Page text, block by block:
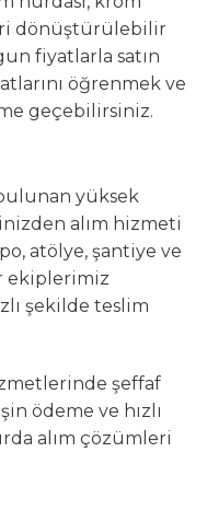
dönüştürülebilir
fiyatlarla satın
öğrenmek ve
geçebilirsiniz.
yüksek
alım hizmeti
atölye, şantiye ve
ekiplerimiz
şekilde teslim
şeffaf
ödeme ve hızlı
alım çözümleri